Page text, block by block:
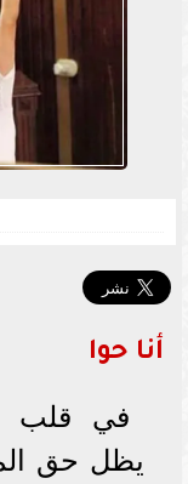
أنا حوا
في قلب
يظل حق